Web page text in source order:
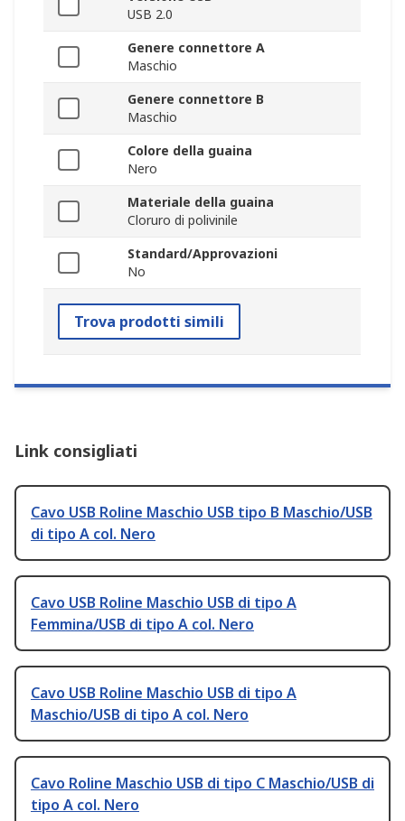
USB 2.0
Genere connettore A
Maschio
Genere connettore B
Maschio
Colore della guaina
Nero
Materiale della guaina
Cloruro di polivinile
Standard/Approvazioni
No
Trova prodotti simili
Link consigliati
Cavo USB Roline Maschio USB tipo B Maschio/USB
di tipo A col. Nero
Cavo USB Roline Maschio USB di tipo A
Femmina/USB di tipo A col. Nero
Cavo USB Roline Maschio USB di tipo A
Maschio/USB di tipo A col. Nero
Cavo Roline Maschio USB di tipo C Maschio/USB di
tipo A col. Nero